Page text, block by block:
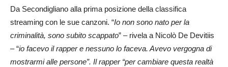
Da Secondigliano alla prima posizione della classifica
streaming con le sue canzoni. “Io non sono nato per la
criminalità, sono subito scappato” – rivela a Nicolò De Devitiis
– “io facevo il rapper e nessuno lo faceva. Avevo vergogna di
mostrarmi alle persone”. Il rapper “per cambiare questa realtà